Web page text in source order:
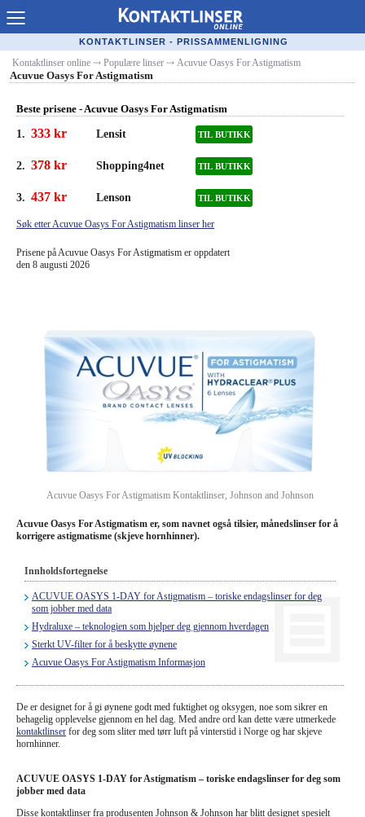
Kontaktlinser Online
Kjøpe linser på nett
Linseforhandlere
Populære linser
Linsetyper
Linsevæske
Merkeguide kontaktlinser
Solbriller
KONTAKTLINSER - PRISSAMMENLIGNING
Kontaktlinser online ⤏ Populære linser ⤏ Acuvue Oasys For Astigmatism
Acuvue Oasys For Astigmatism
Beste prisene - Acuvue Oasys For Astigmatism
1. 333 kr Lensit TIL BUTIKK
2. 378 kr Shopping4net TIL BUTIKK
3. 437 kr Lenson TIL BUTIKK
Søk etter Acuvue Oasys For Astigmatism linser her
Prisene på Acuvue Oasys For Astigmatism er oppdatert
den 8 augusti 2026
Acuvue Oasys For Astigmatism Kontaktlinser, Johnson and Johnson
Acuvue Oasys For Astigmatism er, som navnet også tilsier, månedslinser for å
korrigere astigmatisme (skjeve hornhinner).
Innholdsfortegnelse
ACUVUE OASYS 1-DAY for Astigmatism – toriske endagslinser for deg
som jobber med data
Hydraluxe – teknologien som hjelper deg gjennom hverdagen
Sterkt UV-filter for å beskytte øynene
Acuvue Oasys For Astigmatism Informasjon
De er designet for å gi øynene godt med fuktighet og oksygen, noe som sikrer en
behagelig opplevelse gjennom en hel dag. Med andre ord kan dette være utmerkede
kontaktlinser for deg som sliter med tørr luft på vinterstid i Norge og har skjeve
hornhinner.
ACUVUE OASYS 1-DAY for Astigmatism – toriske endagslinser for deg som
jobber med data
Disse kontaktlinser fra produsenten Johnson & Johnson har blitt designet spesielt